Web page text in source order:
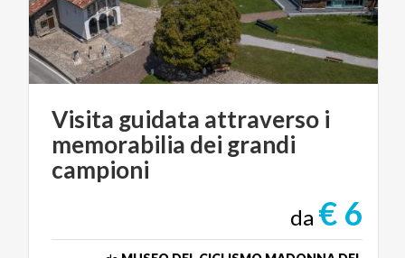
Visita guidata attraverso i
memorabilia dei grandi
campioni
da € 6